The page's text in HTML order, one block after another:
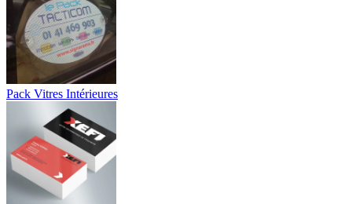
Pack Vitres Intérieures